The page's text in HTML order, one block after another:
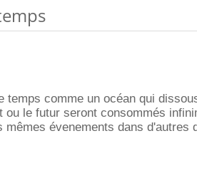
temps comme un océan qui
ou le futur seront consommés
mêmes évenements dans d'autres